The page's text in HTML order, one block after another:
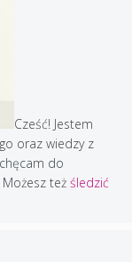
Cześć! Jestem
oraz wiedzy z
do
Możesz też śledzić